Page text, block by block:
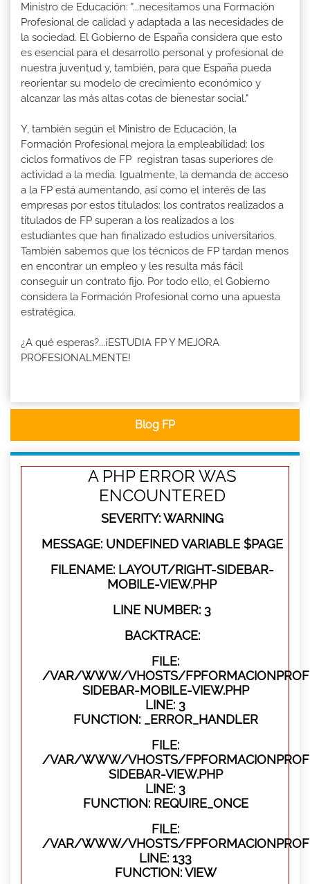
Ministro de Educación: "...necesitamos una Formación
Profesional de calidad y adaptada a las necesidades de
la sociedad. El Gobierno de España considera que esto
es esencial para el desarrollo personal y profesional de
nuestra juventud y, también, para que España pueda
reorientar su modelo de crecimiento económico y
alcanzar las más altas cotas de bienestar social."
Y, también según el Ministro de Educación, la
Formación Profesional mejora la empleabilidad: los
ciclos formativos de FP registran tasas superiores de
actividad a la media. Igualmente, la demanda de acceso
a la FP está aumentando, así como el interés de las
empresas por estos titulados: los contratos realizados a
titulados de FP superan a los realizados a los
estudiantes que han finalizado estudios universitarios.
También sabemos que los técnicos de FP tardan menos
en encontrar un empleo y les resulta más fácil
conseguir un contrato fijo. Por todo ello, el Gobierno
considera la Formación Profesional como una apuesta
estratégica.
¿A qué esperas?...¡ESTUDIA FP Y MEJORA
PROFESIONALMENTE!
Blog FP
A PHP ERROR WAS
ENCOUNTERED
SEVERITY: WARNING
MESSAGE: UNDEFINED VARIABLE $PAGE
FILENAME: LAYOUT/RIGHT-SIDEBAR-
MOBILE-VIEW.PHP
LINE NUMBER: 3
BACKTRACE:
FILE:
/VAR/WWW/VHOSTS/
SIDEBAR-MOBILE-VIEW.PHP
LINE: 3
FUNCTION: _ERROR_HANDLER
FILE:
/VAR/WWW/VHOSTS/
SIDEBAR-VIEW.PHP
LINE: 3
FUNCTION: REQUIRE_ONCE
FILE:
/VAR/WWW/VHOSTS/
LINE: 133
FUNCTION: VIEW